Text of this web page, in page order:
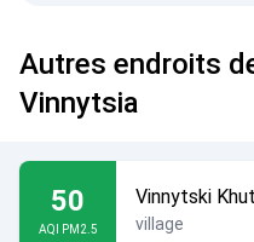
Autres endroits
Vinnytsia
50
AQI PM2.5
Vinnytski
village